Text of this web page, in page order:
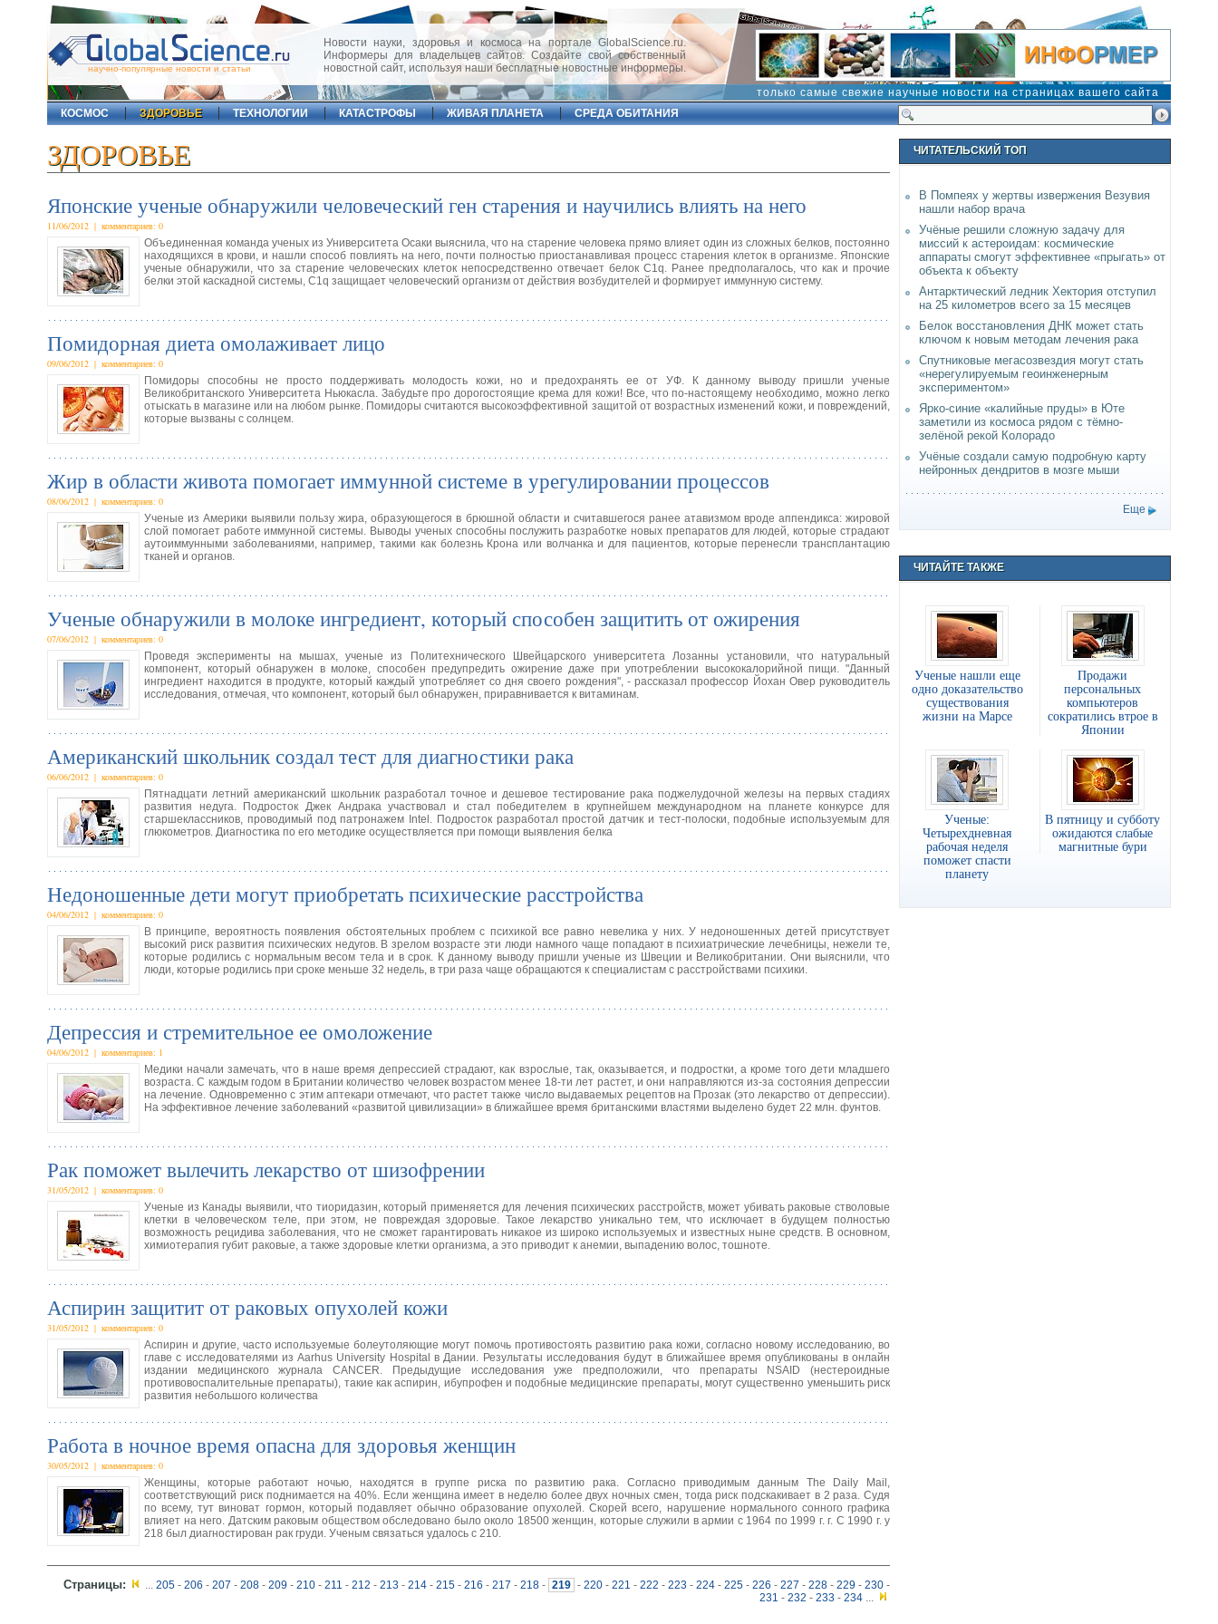
научно-популярные новости и статьи
Новости науки, здоровья и космоса на портале GlobalScience.ru.
Информеры для владельцев сайтов. Создайте свой собственный
новостной сайт, используя наши бесплатные новостные информеры.
только самые свежие научные новости на страницах вашего сайта
КОСМОС
ЗДОРОВЬЕ ТЕХНОЛОГИИ КАТАСТРОФЫ ЖИВАЯ ПЛАНЕТА СРЕДА ОБИТАНИЯ
ЗДОРОВЬЕ
Японские ученые обнаружили человеческий ген старения и научились влиять на него
11/06/2012 | комментариев: 0
Объединенная команда ученых из Университета Осаки выяснила, что на старение человека прямо влияет один из сложных белков, постоянно
находящихся в крови, и нашли способ повлиять на него, почти полностью приостанавливая процесс старения клеток в организме. Японские
ученые обнаружили, что за старение человеческих клеток непосредственно отвечает белок C1q. Ранее предполагалось, что как и прочие
белки этой каскадной системы, C1q защищает человеческий организм от действия возбудителей и формирует иммунную систему.
Помидорная диета омолаживает лицо
09/06/2012 | комментариев: 0
Помидоры способны не просто поддерживать молодость кожи, но и предохранять ее от УФ. К данному выводу пришли ученые
Великобританского Университета Ньюкасла. Забудьте про дорогостоящие крема для кожи! Все, что по-настоящему необходимо, можно легко
отыскать в магазине или на любом рынке. Помидоры считаются высокоэффективной защитой от возрастных изменений кожи, и повреждений,
которые вызваны с солнцем.
Жир в области живота помогает иммунной системе в урегулировании процессов
08/06/2012 | комментариев: 0
Ученые из Америки выявили пользу жира, образующегося в брюшной области и считавшегося ранее атавизмом вроде аппендикса: жировой
слой помогает работе иммунной системы. Выводы ученых способны послужить разработке новых препаратов для людей, которые страдают
аутоиммунными заболеваниями, например, такими как болезнь Крона или волчанка и для пациентов, которые перенесли трансплантацию
тканей и органов.
Ученые обнаружили в молоке ингредиент, который способен защитить от ожирения
07/06/2012 | комментариев: 0
Проведя эксперименты на мышах, ученые из Политехнического Швейцарского университета Лозанны установили, что натуральный
компонент, который обнаружен в молоке, способен предупредить ожирение даже при употреблении высококалорийной пищи. "Данный
ингредиент находится в продукте, который каждый употребляет со дня своего рождения", - рассказал профессор Йохан Овер руководитель
исследования, отмечая, что компонент, который был обнаружен, приравнивается к витаминам.
Американский школьник создал тест для диагностики рака
06/06/2012 | комментариев: 0
Пятнадцати летний американский школьник разработал точное и дешевое тестирование рака поджелудочной железы на первых стадиях
развития недуга. Подросток Джек Андрака участвовал и стал победителем в крупнейшем международном на планете конкурсе для
старшеклассников, проводимый под патронажем Intel. Подросток разработал простой датчик и тест-полоски, подобные используемым для
глюкометров. Диагностика по его методике осуществляется при помощи выявления белка
Недоношенные дети могут приобретать психические расстройства
04/06/2012 | комментариев: 0
В принципе, вероятность появления обстоятельных проблем с психикой все равно невелика у них. У недоношенных детей присутствует
высокий риск развития психических недугов. В зрелом возрасте эти люди намного чаще попадают в психиатрические лечебницы, нежели те,
которые родились с нормальным весом тела и в срок. К данному выводу пришли ученые из Швеции и Великобритании. Они выяснили, что
люди, которые родились при сроке меньше 32 недель, в три раза чаще обращаются к специалистам с расстройствами психики.
Депрессия и стремительное ее омоложение
04/06/2012 | комментариев: 1
Медики начали замечать, что в наше время депрессией страдают, как взрослые, так, оказывается, и подростки, а кроме того дети младшего
возраста. С каждым годом в Британии количество человек возрастом менее 18-ти лет растет, и они направляются из-за состояния депрессии
на лечение. Одновременно с этим аптекари отмечают, что растет также число выдаваемых рецептов на Прозак (это лекарство от депрессии).
На эффективное лечение заболеваний «развитой цивилизации» в ближайшее время британскими властями выделено будет 22 млн. фунтов.
Рак поможет вылечить лекарство от шизофрении
31/05/2012 | комментариев: 0
Ученые из Канады выявили, что тиоридазин, который применяется для лечения психических расстройств, может убивать раковые стволовые
клетки в человеческом теле, при этом, не повреждая здоровые. Такое лекарство уникально тем, что исключает в будущем полностью
возможность рецидива заболевания, что не сможет гарантировать никакое из широко используемых и известных ныне средств. В основном,
химиотерапия губит раковые, а также здоровые клетки организма, а это приводит к анемии, выпадению волос, тошноте.
Аспирин защитит от раковых опухолей кожи
31/05/2012 | комментариев: 0
Аспирин и другие, часто используемые болеутоляющие могут помочь противостоять развитию рака кожи, согласно новому исследованию, во
главе с исследователями из Aarhus University Hospital в Дании. Результаты исследования будут в ближайшее время опубликованы в онлайн
издании медицинского журнала CANCER. Предыдущие исследования уже предположили, что препараты NSAID (нестероидные
противовоспалительные препараты), такие как аспирин, ибупрофен и подобные медицинские препараты, могут существенно уменьшить риск
развития небольшого количества
Работа в ночное время опасна для здоровья женщин
30/05/2012 | комментариев: 0
Женщины, которые работают ночью, находятся в группе риска по развитию рака. Согласно приводимым данным The Daily Mail,
соответствующий риск поднимается на 40%. Если женщина имеет в неделю более двух ночных смен, тогда риск подскакивает в 2 раза. Судя
по всему, тут виноват гормон, который подавляет обычно образование опухолей. Скорей всего, нарушение нормального сонного графика
влияет на него. Датским раковым обществом обследовано было около 18500 женщин, которые служили в армии с 1964 по 1999 г. г. С 1990 г. у
218 был диагностирован рак груди. Ученым связаться удалось с 210.
Страницы: ... 205 - 206 - 207 - 208 - 209 - 210 - 211 - 212 - 213 - 214 - 215 - 216 - 217 - 218 - 219 - 220 - 221 - 222 - 223 - 224 - 225 - 226 - 227 - 228 - 229 - 230 -
231 - 232 - 233 - 234 ...
ЧИТАТЕЛЬСКИЙ ТОП
В Помпеях у жертвы извержения Везувия
нашли набор врача
Учёные решили сложную задачу для
миссий к астероидам: космические
аппараты смогут эффективнее «прыгать» от
объекта к объекту
Антарктический ледник Хектория отступил
на 25 километров всего за 15 месяцев
Белок восстановления ДНК может стать
ключом к новым методам лечения рака
Спутниковые мегасозвездия могут стать
«нерегулируемым геоинженерным
экспериментом»
Ярко-синие «калийные пруды» в Юте
заметили из космоса рядом с тёмно-
зелёной рекой Колорадо
Учёные создали самую подробную карту
нейронных дендритов в мозге мыши
Еще
ЧИТАЙТЕ ТАКЖЕ
Ученые нашли еще
одно доказательство
существования
жизни на Марсе
Продажи
персональных
компьютеров
сократились втрое в
Японии
Ученые:
Четырехдневная
рабочая неделя
поможет спасти
планету
В пятницу и субботу
ожидаются слабые
магнитные бури